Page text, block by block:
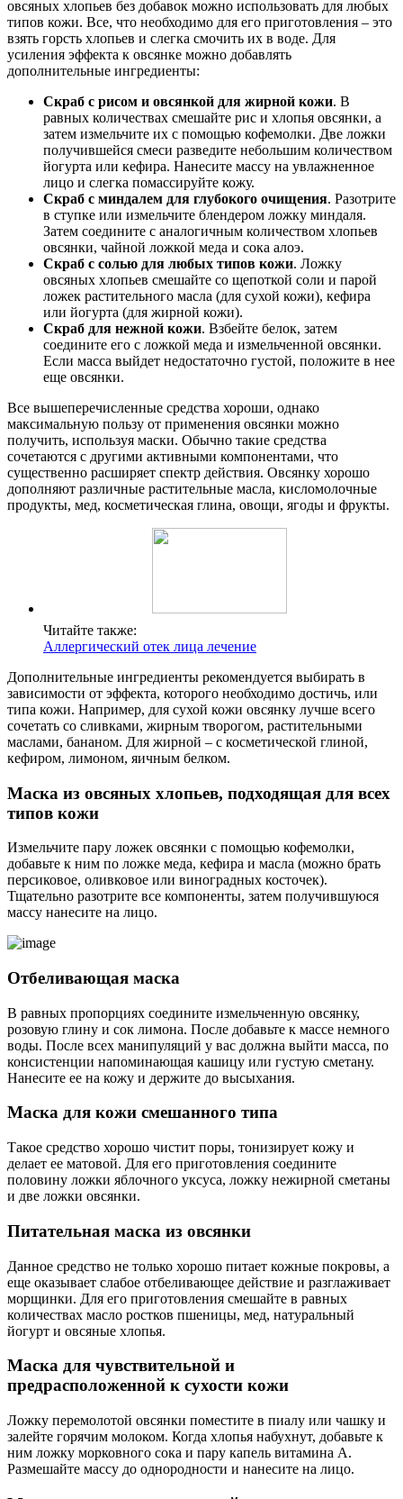
овсяных хлопьев без добавок можно использовать для любых
типов кожи. Все, что необходимо для его приготовления – это
взять горсть хлопьев и слегка смочить их в воде. Для
усиления эффекта к овсянке можно добавлять
дополнительные ингредиенты:
Скраб с рисом и овсянкой для жирной кожи. В
равных количествах смешайте рис и хлопья овсянки, а
затем измельчите их с помощью кофемолки. Две ложки
получившейся смеси разведите небольшим количеством
йогурта или кефира. Нанесите массу на увлажненное
лицо и слегка помассируйте кожу.
Скраб с миндалем для глубокого очищения. Разотрите
в ступке или измельчите блендером ложку миндаля.
Затем соедините с аналогичным количеством хлопьев
овсянки, чайной ложкой меда и сока алоэ.
Скраб с солью для любых типов кожи. Ложку
овсяных хлопьев смешайте со щепоткой соли и парой
ложек растительного масла (для сухой кожи), кефира
или йогурта (для жирной кожи).
Скраб для нежной кожи. Взбейте белок, затем
соедините его с ложкой меда и измельченной овсянки.
Если масса выйдет недостаточно густой, положите в нее
еще овсянки.
Все вышеперечисленные средства хороши, однако
максимальную пользу от применения овсянки можно
получить, используя маски. Обычно такие средства
сочетаются с другими активными компонентами, что
существенно расширяет спектр действия. Овсянку хорошо
дополняют различные растительные масла, кисломолочные
продукты, мед, косметическая глина, овощи, ягоды и фрукты.
Читайте также:
Аллергический отек лица лечение
Дополнительные ингредиенты рекомендуется выбирать в
зависимости от эффекта, которого необходимо достичь, или
типа кожи. Например, для сухой кожи овсянку лучше всего
сочетать со сливками, жирным творогом, растительными
маслами, бананом. Для жирной – с косметической глиной,
кефиром, лимоном, яичным белком.
Маска из овсяных хлопьев, подходящая для всех
типов кожи
Измельчите пару ложек овсянки с помощью кофемолки,
добавьте к ним по ложке меда, кефира и масла (можно брать
персиковое, оливковое или виноградных косточек).
Тщательно разотрите все компоненты, затем получившуюся
массу нанесите на лицо.
Отбеливающая маска
В равных пропорциях соедините измельченную овсянку,
розовую глину и сок лимона. После добавьте к массе немного
воды. После всех манипуляций у вас должна выйти масса, по
консистенции напоминающая кашицу или густую сметану.
Нанесите ее на кожу и держите до высыхания.
Маска для кожи смешанного типа
Такое средство хорошо чистит поры, тонизирует кожу и
делает ее матовой. Для его приготовления соедините
половину ложки яблочного уксуса, ложку нежирной сметаны
и две ложки овсянки.
Питательная маска из овсянки
Данное средство не только хорошо питает кожные покровы, а
еще оказывает слабое отбеливающее действие и разглаживает
морщинки. Для его приготовления смешайте в равных
количествах масло ростков пшеницы, мед, натуральный
йогурт и овсяные хлопья.
Маска для чувствительной и
предрасположенной к сухости кожи
Ложку перемолотой овсянки поместите в пиалу или чашку и
залейте горячим молоком. Когда хлопья набухнут, добавьте к
ним ложку морковного сока и пару капель витамина А.
Размешайте массу до однородности и нанесите на лицо.